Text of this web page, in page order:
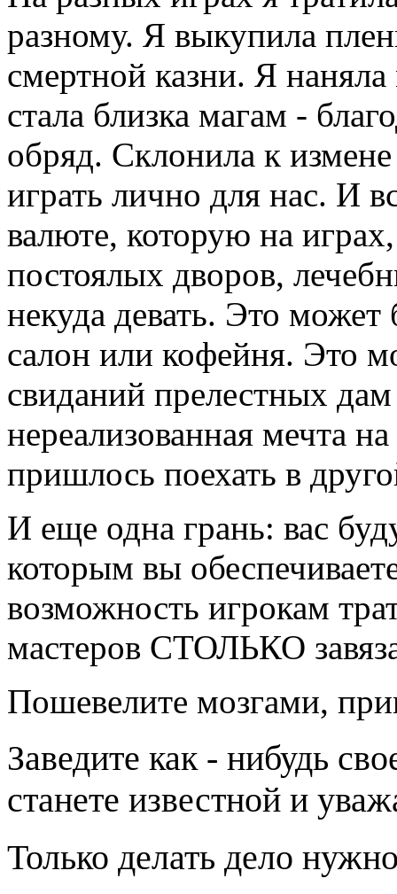
разному. Я выкупила
смертной казни. Я
стала близка магам -
обряд. Склонила к
играть лично для нас. И
валюте, которую на
постоялых дворов,
некуда девать. Это
салон или кофейня. Это
свиданий прелестных
нереализованная мечта
пришлось поехать в
И еще одна грань: вас
которым вы
возможность игрокам
мастеров СТОЛЬКО
Пошевелите мозгами,
Заведите как - нибудь
станете известной и
Только делать дело